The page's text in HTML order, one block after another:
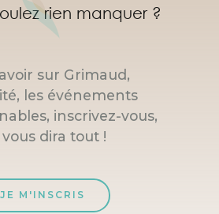
rien manquer ?
sur Grimaud,
les événements
inscrivez-vous,
dira tout !
JE M'INSCRIS